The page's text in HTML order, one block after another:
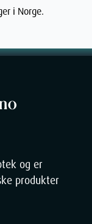
i Norge.
og er
produkter